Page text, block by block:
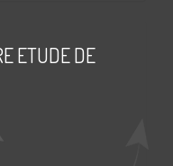
ETUDE DE